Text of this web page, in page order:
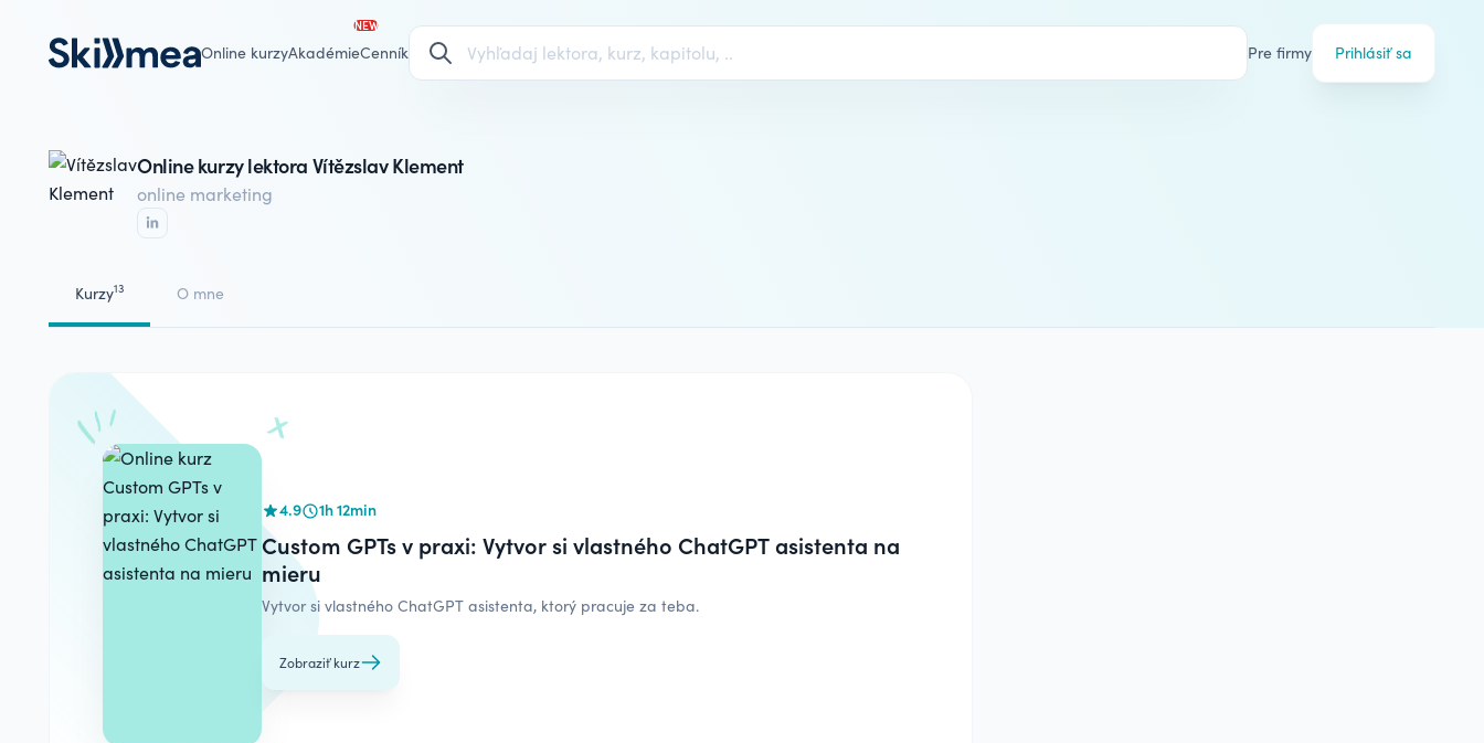
Online kurzyAkadémie
NEW
Cenník Pre firmy Prihlásiť sa
Online kurzy lektora Vítězslav Klement
online marketing
Kurzy13 O mne
4.9 1h 12min
Custom GPTs v praxi: Vytvor si vlastného ChatGPT asistenta na
mieru
Vytvor si vlastného ChatGPT asistenta, ktorý pracuje za teba.
Zobraziť kurz